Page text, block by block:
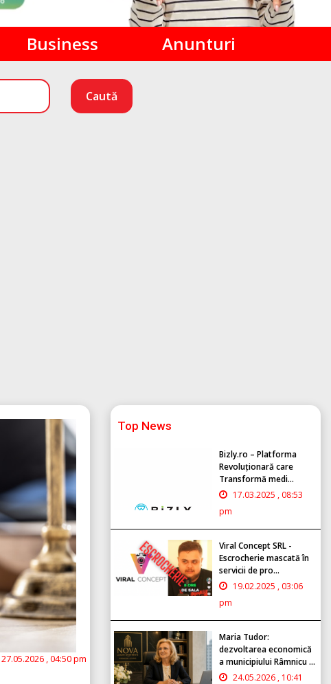
Business Anunturi
Caută
27.05.2026 , 04:50 pm
Top News
Bizly.ro – Platforma
Revoluționară care
Transformă medi...
17.03.2025 , 08:53
pm
Viral Concept SRL -
Escrocherie mascată în
servicii de pro...
19.02.2025 , 03:06
pm
Maria Tudor:
dezvoltarea economică
a municipiului Râmnicu ...
24.05.2026 , 10:41